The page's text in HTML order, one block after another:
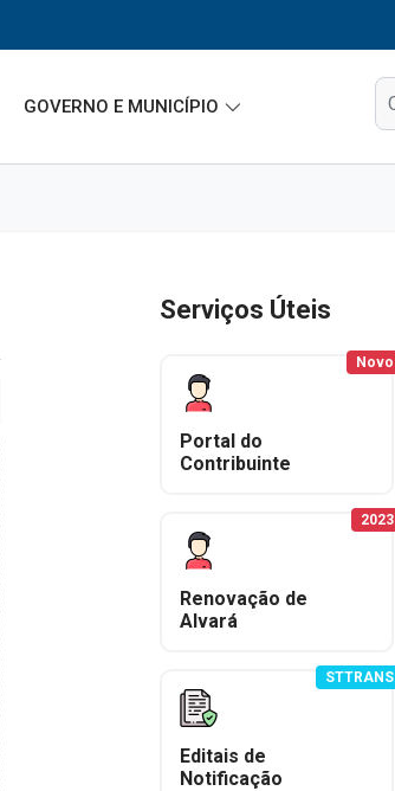
GOVERNO E MUNICÍPIO
Serviços Úteis
Portal do
Contribuinte
Novo
Renovação de
Alvará
2023
Editais de
Notificação
STTRANS